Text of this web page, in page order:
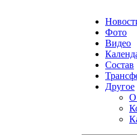
Фото
Видео
Состав
Другое
О